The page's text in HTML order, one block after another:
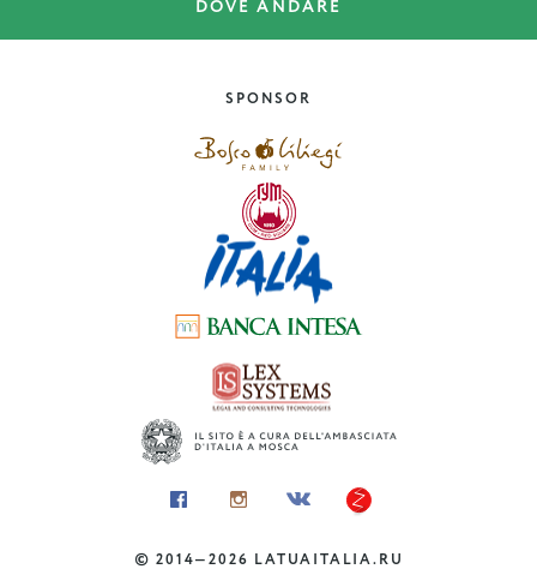
DOVE ANDARE
DOVE ANDARE
SPONSOR
© 2014—2026 LATUAITALIA.RU